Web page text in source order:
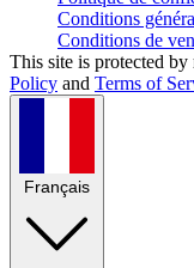
Conditions
Conditions de
This site is protected
Policy and Terms of
Français